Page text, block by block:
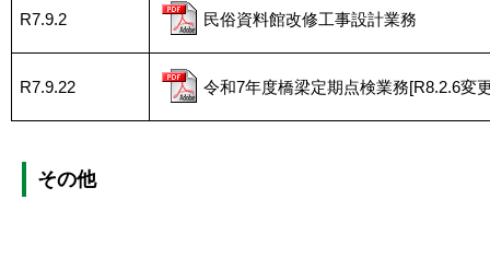
R7.9.2 民俗資料館改修工事設計業務
R7.9.22 令和7年度橋梁定期点検業務[R8.2.6変
その他